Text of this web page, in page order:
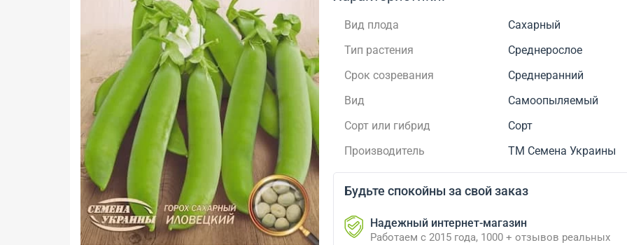
Вид плода
Сахарный
Тип растения
Среднерослое
Срок созревания
Среднеранний
Вид
Самоопыляемый
Сорт или гибрид
Сорт
Производитель
ТМ Семена Украины
Будьте спокойны за свой заказ
Надежный интернет-магазин
Работаем с 2015 года, 1000 + отзывов реальных